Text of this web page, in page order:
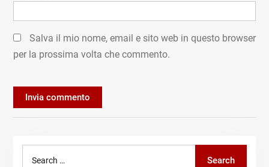
Salva il mio nome, email e sito web in questo browser
per la prossima volta che commento.
Search